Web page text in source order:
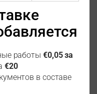
работы €0,05 за
€20
в составе